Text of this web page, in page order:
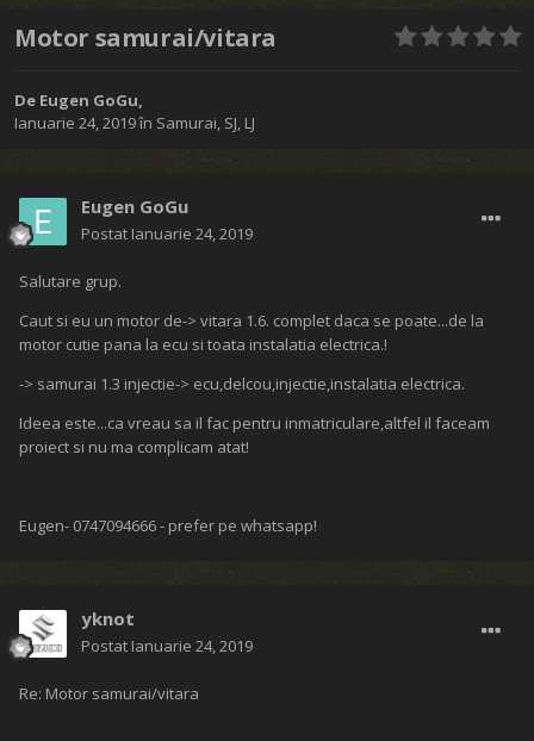
Motor samurai/vitara
De Eugen GoGu,
Ianuarie 24, 2019în Samurai, SJ, LJ
Eugen GoGu
Postat Ianuarie 24, 2019
Salutare grup.
Caut si eu un motor de-> vitara 1.6. complet daca se poate...de la
motor cutie pana la ecu si toata instalatia electrica.!
-> samurai 1.3 injectie-> ecu,delcou,injectie,instalatia electrica.
Ideea este...ca vreau sa il fac pentru inmatriculare,altfel il faceam
proiect si nu ma complicam atat!
Eugen- 0747094666 - prefer pe whatsapp!
yknot
Postat Ianuarie 24, 2019
Re: Motor samurai/vitara